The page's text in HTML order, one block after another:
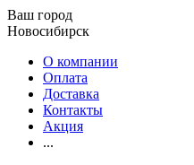
Ваш город
Новосибирск
О компании
Оплата
Доставка
Контакты
Акция
...